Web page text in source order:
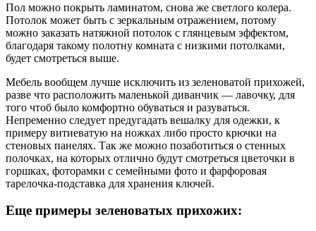
Пол можно покрыть ламинатом, снова же светлого колера.
Потолок может быть с зеркальным отражением, потому
можно заказать натяжной потолок с глянцевым эффектом,
благодаря такому полотну комната с низкими потолками,
будет смотреться выше.
Мебель вообщем лучше исключить из зеленоватой прихожей,
разве что расположить маленькой диванчик — лавочку, для
того чтоб было комфортно обуваться и разуваться.
Непременно следует предугадать вешалку для одежки, к
примеру витиеватую на ножках либо просто крючки на
стеновых панелях. Так же можно позаботиться о стенных
полочках, на которых отлично будут смотреться цветочки в
горшках, фоторамки с семейными фото и фарфоровая
тарелочка-подставка для хранения ключей.
Еще примеры зеленоватых прихожих: